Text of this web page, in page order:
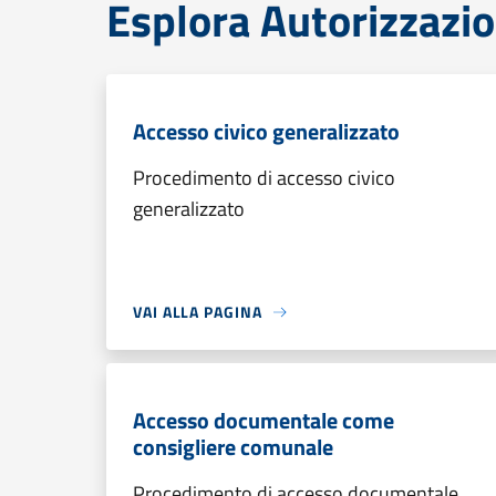
Esplora
Accesso civico generalizzato
Procedimento di accesso civico
generalizzato
VAI ALLA PAGINA
Accesso documentale come
consigliere comunale